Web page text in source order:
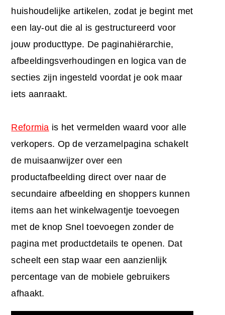
huishoudelijke artikelen, zodat je begint met
een lay-out die al is gestructureerd voor
jouw producttype. De paginahiërarchie,
afbeeldingsverhoudingen en logica van de
secties zijn ingesteld voordat je ook maar
iets aanraakt.
Reformia is het vermelden waard voor alle
verkopers. Op de verzamelpagina schakelt
de muisaanwijzer over een
productafbeelding direct over naar de
secundaire afbeelding en shoppers kunnen
items aan het winkelwagentje toevoegen
met de knop Snel toevoegen zonder de
pagina met productdetails te openen. Dat
scheelt een stap waar een aanzienlijk
percentage van de mobiele gebruikers
afhaakt.